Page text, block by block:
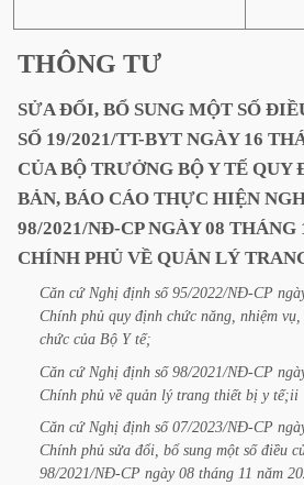
THÔNG TƯ
SỬA ĐỔI, BỔ SUNG MỘT SỐ
SỐ 19/2021/TT-BYT NGÀY 16
CỦA BỘ TRƯỞNG BỘY TẾ QUY
BẢN, BÁO CÁO THỰC HIỆN
98/2021/NĐ-CP NGÀY 08 THÁNG
CHÍNH PHỦ VỀ QUẢN LÝ
Căn cứ Nghị định số 95/2022/NĐ-CP
Chính phủ quy định chức năng, nhiệm vụ,
chức của Bộ Y tế;
Căn cứ Nghị định số 98/2021/NĐ-CP
Chính phủ về quản lý trang thiết bị y tế;ii
Căn cứ Nghị định số 07/2023/NĐ-CP
Chính phủ sửa đổi, bổ sung một số điều
98/2021/NĐ-CP ngày 08 tháng 11 năm